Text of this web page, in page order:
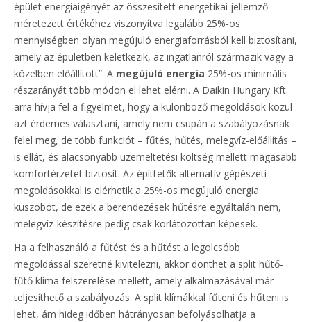
épület energiaigényét az összesített energetikai jellemző
méretezett értékéhez viszonyítva legalább 25%-os
mennyiségben olyan megújuló energiaforrásból kell biztosítani,
amely az épületben keletkezik, az ingatlanról származik vagy a
közelben előállított”. A megújuló energia 25%-os minimális
részarányát több módon el lehet elérni. A Daikin Hungary Kft.
arra hívja fel a figyelmet, hogy a különböző megoldások közül
azt érdemes választani, amely nem csupán a szabályozásnak
felel meg, de több funkciót – fűtés, hűtés, melegvíz-előállítás –
is ellát, és alacsonyabb üzemeltetési költség mellett magasabb
komfortérzetet biztosít. Az építtetők alternatív gépészeti
megoldásokkal is elérhetik a 25%-os megújuló energia
küszöböt, de ezek a berendezések hűtésre egyáltalán nem,
melegvíz-készítésre pedig csak korlátozottan képesek.
Ha a felhasználó a fűtést és a hűtést a legolcsóbb
megoldással szeretné kivitelezni, akkor dönthet a split hűtő-
fűtő klíma felszerelése mellett, amely alkalmazásával már
teljesíthető a szabályozás. A split klímákkal fűteni és hűteni is
lehet, ám hideg időben hátrányosan befolyásolhatja a